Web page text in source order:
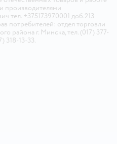
производителями
тел. +375173970001 доб.213
потребителей: отдел торговли
района г. Минска, тел. (017) 377-
318-13-33.